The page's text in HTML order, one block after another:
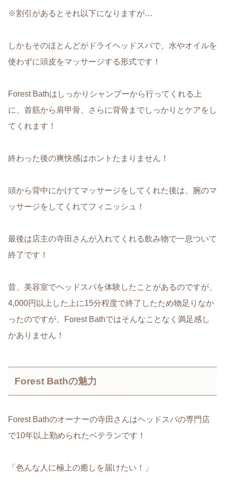
※割引があるとそれ以下になりますが…
しかもそのほとんどがドライヘッドスパで、水やオイルを
使わずに頭皮をマッサージする形式です！
Forest Bathはしっかりシャンプーから行ってくれる上
に、首筋から肩甲骨、さらに背骨までしっかりとケアをし
てくれます！
終わった後の爽快感はホントたまりません！
頭から背中にかけてマッサージをしてくれた後は、腕のマ
ッサージをしてくれてフィニッシュ！
最後は店主の寺田さんが入れてくれる飲み物で一息ついて
終了です！
昔、美容室でヘッドスパを体験したことがあるのですが、
4,000円以上した上に15分程度で終了したため物足りなか
ったのですが、Forest Bathではそんなことなく満足感し
かありません！
Forest Bathの魅力
Forest Bathのオーナーの寺田さんはヘッドスパの専門店
で10年以上勤められたベテランです！
「色んな人に極上の癒しを届けたい！」